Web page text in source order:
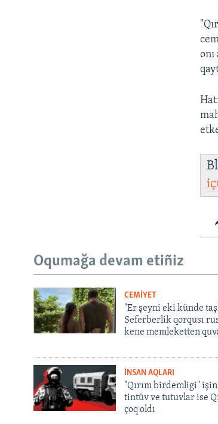
Oqumağa devam etiñiz
CEMİYET
"Er şeyni eki künde
Seferberlik qorqusı
kene memleketten
İNSAN AQLARI
"Qırım birdemligi"
tintüv ve tutuvlar ise
çoq oldı